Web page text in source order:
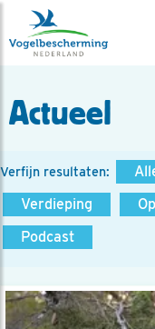
Actueel
Verfijn resultaten:
Verdieping
Podcast